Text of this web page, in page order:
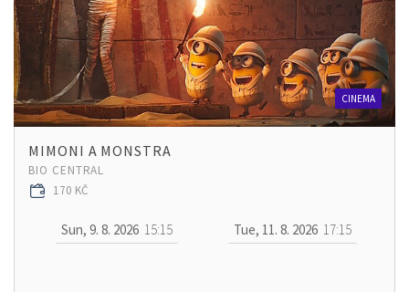
CINEMA
MIMONI A MONSTRA
BIO CENTRAL
170 KČ
Sun, 9. 8. 2026 15:15 Tue, 11. 8. 2026 17:15